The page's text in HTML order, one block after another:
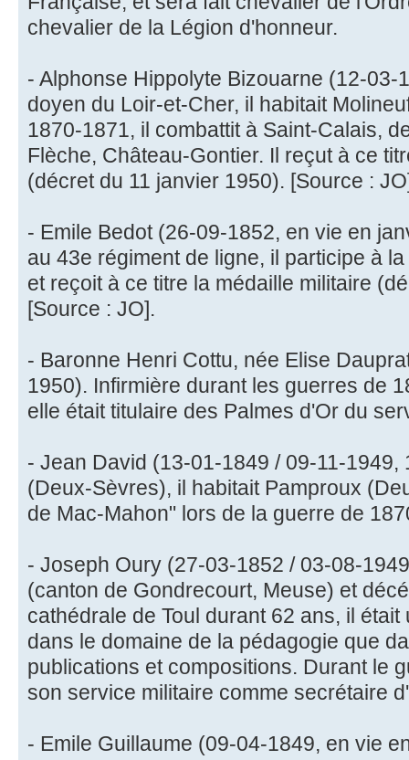
chevalier de la Légion d'honneur.
- Alphonse Hippolyte Bizouarne (12-03-
doyen du Loir-et-Cher, il habitait
1870-1871, il combattit à Saint-Calais,
Flèche, Château-Gontier. Il reçut à ce
(décret du 11 janvier 1950). [Source :
- Emile Bedot (26-09-1852, en vie en
au 43e régiment de ligne, il participe à
et reçoit à ce titre la médaille militaire
[Source : JO].
- Baronne Henri Cottu, née Elise
1950). Infirmière durant les guerres de
elle était titulaire des Palmes d'Or du
- Jean David (13-01-1849 / 09-11-
(Deux-Sèvres), il habitait Pamproux
de Mac-Mahon" lors de la guerre de
- Joseph Oury (27-03-1852 / 03-08-
(canton de Gondrecourt, Meuse) et
cathédrale de Toul durant 62 ans, il
dans le domaine de la pédagogie que
publications et compositions. Durant le
son service militaire comme secrétaire
- Emile Guillaume (09-04-1849, en vie